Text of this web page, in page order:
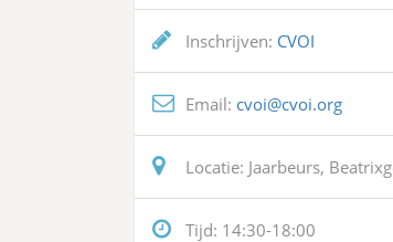
Inschrijven: CVOI
Email: cvoi@cvoi.org
Locatie: Jaarbeurs,
Tijd: 14:30-18:00